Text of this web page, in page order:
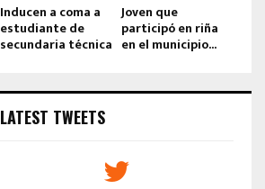
Inducen a coma a
estudiante de
secundaria técnica
Joven que
participó en riña
en el municipio...
LATEST TWEETS